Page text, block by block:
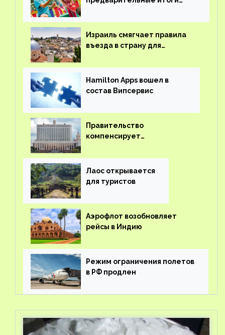
Израиль смягчает правила
въезда в страну для
Hamilton Apps вошел в
состав Випсервис
Правительство
компенсирует
вывоз россиян из-за рубежа
Лаос открывается
для туристов
Аэрофлот возобновляет
рейсы в Индию
Режим ограничения полетов
в РФ продлен